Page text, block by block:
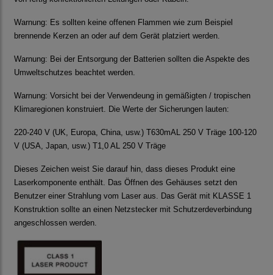
Warnung: Es sollten keine offenen Flammen wie zum Beispiel
brennende Kerzen an oder auf dem Gerät platziert werden.
Warnung: Bei der Entsorgung der Batterien sollten die Aspekte des
Umweltschutzes beachtet werden.
Warnung: Vorsicht bei der Verwendeung in gemäßigten / tropischen
Klimaregionen konstruiert. Die Werte der Sicherungen lauten:
220-240 V (UK, Europa, China, usw.) T630mAL 250 V Träge 100-120
V (USA, Japan, usw.) T1,0 AL 250 V Träge
Dieses Zeichen weist Sie darauf hin, dass dieses Produkt eine
Laserkomponente enthält. Das Öffnen des Gehäuses setzt den
Benutzer einer Strahlung vom Laser aus. Das Gerät mit KLASSE 1
Konstruktion sollte an einen Netzstecker mit Schutzerdeverbindung
angeschlossen werden.